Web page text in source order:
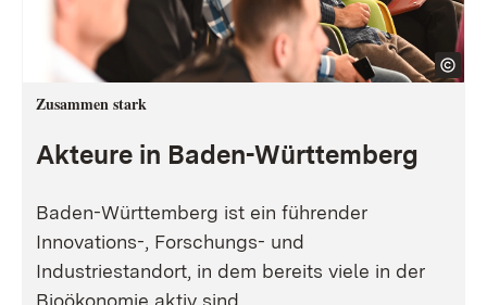
Zusammen stark
Akteure in Baden-Württemberg
Baden-Württemberg ist ein führender
Innovations-, Forschungs- und
Industriestandort, in dem bereits viele in der
Bioökonomie aktiv sind.